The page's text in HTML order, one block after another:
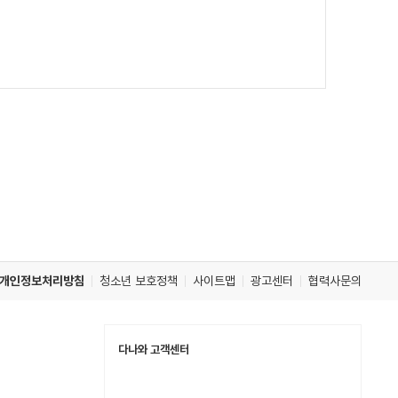
개인정보처리방침 청소년 보호정책 사이트맵 광고센터 협력사문의
다나와 고객센터